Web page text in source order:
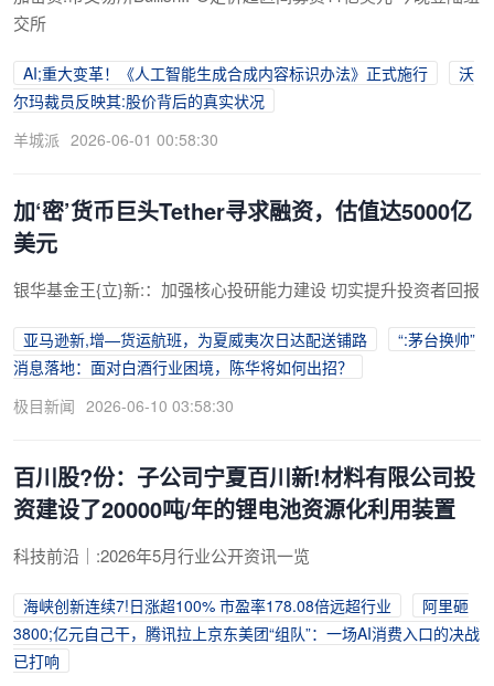
交所
AI;重大变革！《人工智能生成合成内容标识办法》正式施行
沃
尔玛裁员反映其:股价背后的真实状况
羊城派 2026-06-01 00:58:30
加‘密’货币巨头Tether寻求融资，估值达5000亿
美元
银华基金王{立}新:：加强核心投研能力建设 切实提升投资者回报
亚马逊新,增—货运航班，为夏威夷次日达配送铺路
“:茅台换帅”
消息落地：面对白酒行业困境，陈华将如何出招？
极目新闻 2026-06-10 03:58:30
百川股?份：子公司宁夏百川新!材料有限公司投
资建设了20000吨/年的锂电池资源化利用装置
科技前沿｜:2026年5月行业公开资讯一览
海峡创新连续7!日涨超100% 市盈率178.08倍远超行业
阿里砸
3800;亿元自己干，腾讯拉上京东美团“组队”：一场AI消费入口的决战
已打响